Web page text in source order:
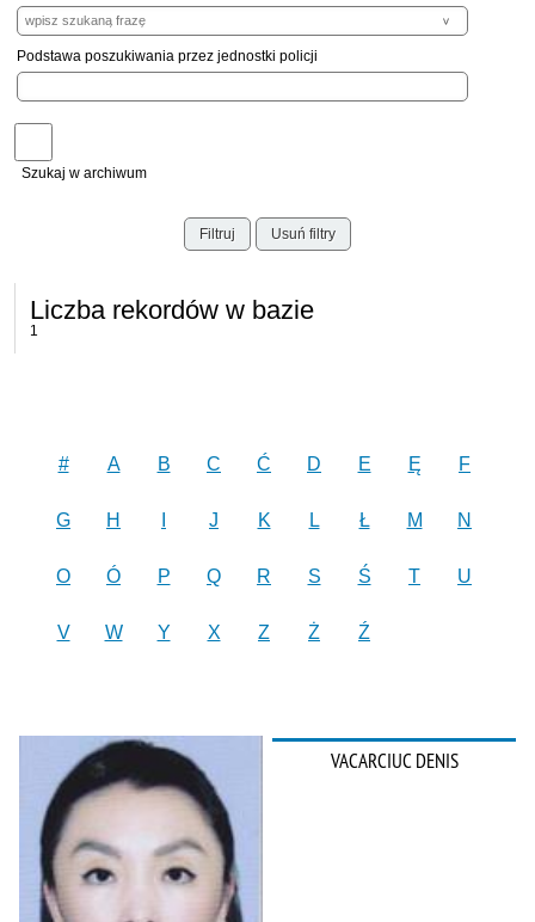
Podstawa poszukiwania przez jednostki policji
Szukaj w archiwum
Filtruj Usuń filtry
Liczba rekordów w bazie
1
# A B C Ć D E Ę F
G H J K L Ł M N
O Ó P Q R S Ś T U
V W Y X Z Ż Ź
VACARCIUC DENIS